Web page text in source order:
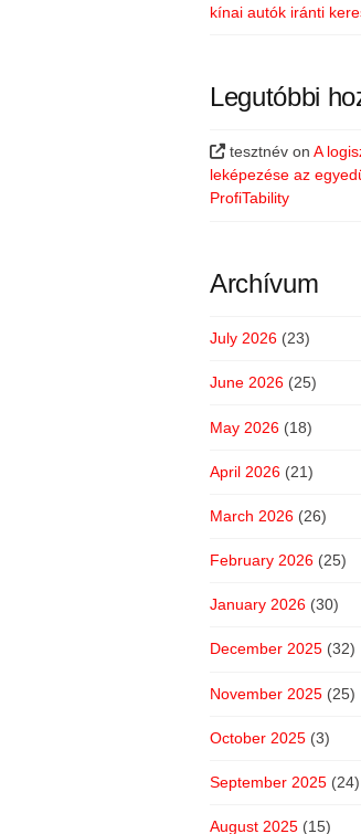
kínai autók iránti
Legutóbbi
tesztnév onA
leképezése az
ProfiTability
Archívum
July 2026 (23)
June 2026 (25)
May 2026 (18)
April 2026 (21)
March 2026 (26)
February 2026 (25)
January 2026 (30)
December 2025 (32)
November 2025 (25)
October 2025 (3)
September 2025 (24)
August 2025 (15)